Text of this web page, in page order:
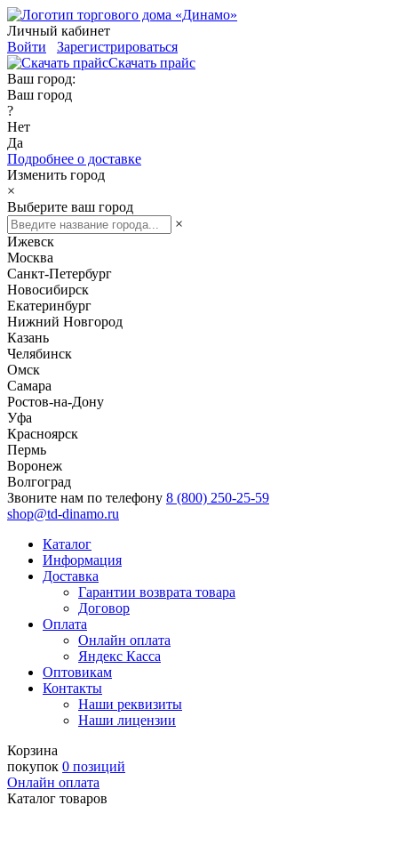
Личный кабинет
Войти
Зарегистрироваться
Скачать прайс
Ваш город:
Ваш город
?
Нет
Да
Подробнее о доставке
Изменить город
×
Выберите ваш город
×
Ижевск
Москва
Санкт-Петербург
Новосибирск
Екатеринбург
Нижний Новгород
Казань
Челябинск
Омск
Самара
Ростов-на-Дону
Уфа
Красноярск
Пермь
Воронеж
Волгоград
Звоните нам по телефону 8 (800) 250-25-59
shop@td-dinamo.ru
Каталог
Информация
Доставка
Гарантии возврата товара
Договор
Оплата
Онлайн оплата
Яндекс Касса
Оптовикам
Контакты
Наши реквизиты
Наши лицензии
Корзина
покупок 0 позиций
Онлайн оплата
Каталог товаров